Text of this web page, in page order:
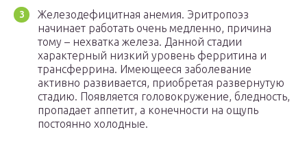
Железодефицитная анемия. Эритропоэз
начинает работать очень медленно, причина
тому – нехватка железа. Данной стадии
характерный низкий уровень ферритина и
трансферрина. Имеющееся заболевание
активно развивается, приобретая развернутую
стадию. Появляется головокружение, бледность,
пропадает аппетит, а конечности на ощупь
постоянно холодные.